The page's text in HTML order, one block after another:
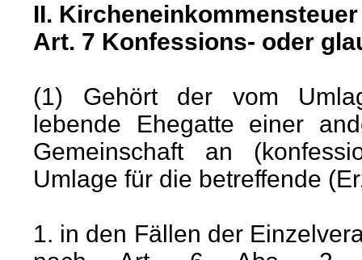
II. Kircheneinkommensteuer
Art. 7 Konfessions- oder
(1) Gehört der vom
lebende Ehegatte einer
Gemeinschaft an
Umlage für die betreffende
1. in den Fällen der